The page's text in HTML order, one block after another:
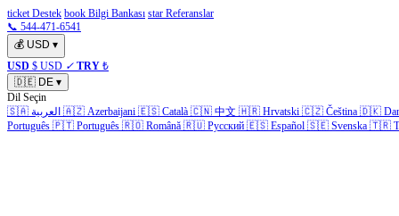
ticket Destek book Bilgi Bankası star Referanslar
📞 544-471-6541
💰 USD ▾
USD $ USD ✓ TRY ₺
🇩🇪 DE ▾
Dil Seçin
🇸🇦 العربية 🇦🇿 Azerbaijani 🇪🇸 Català 🇨🇳 中文 🇭🇷 Hrvatski 🇨🇿 Čeština 🇩🇰
Português 🇵🇹 Português 🇷🇴 Română 🇷🇺 Русский 🇪🇸 Español 🇸🇪 Svenska 🇹🇷